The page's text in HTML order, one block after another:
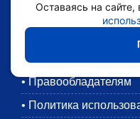
Картинки
•
•
• Правообладателям
• Политика
Оставаясь на сайте,